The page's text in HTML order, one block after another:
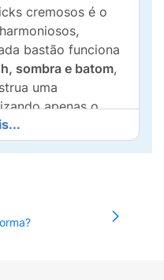
cremosos é o
bastão funciona
sombra e batom,
uma
apenas o
de rosa e
deixa claro o